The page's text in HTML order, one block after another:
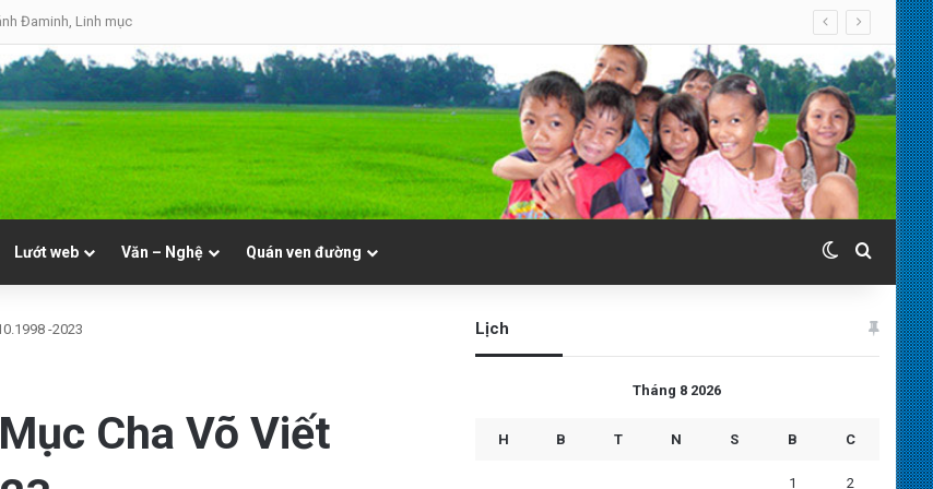
Đaminh, Linh mục
Lướt web Văn – Nghệ Quán ven đường Switch skin
Search
-2023
Cha Võ Viết
Lịch
Tháng 8 2026
H B T N S B C
1 2